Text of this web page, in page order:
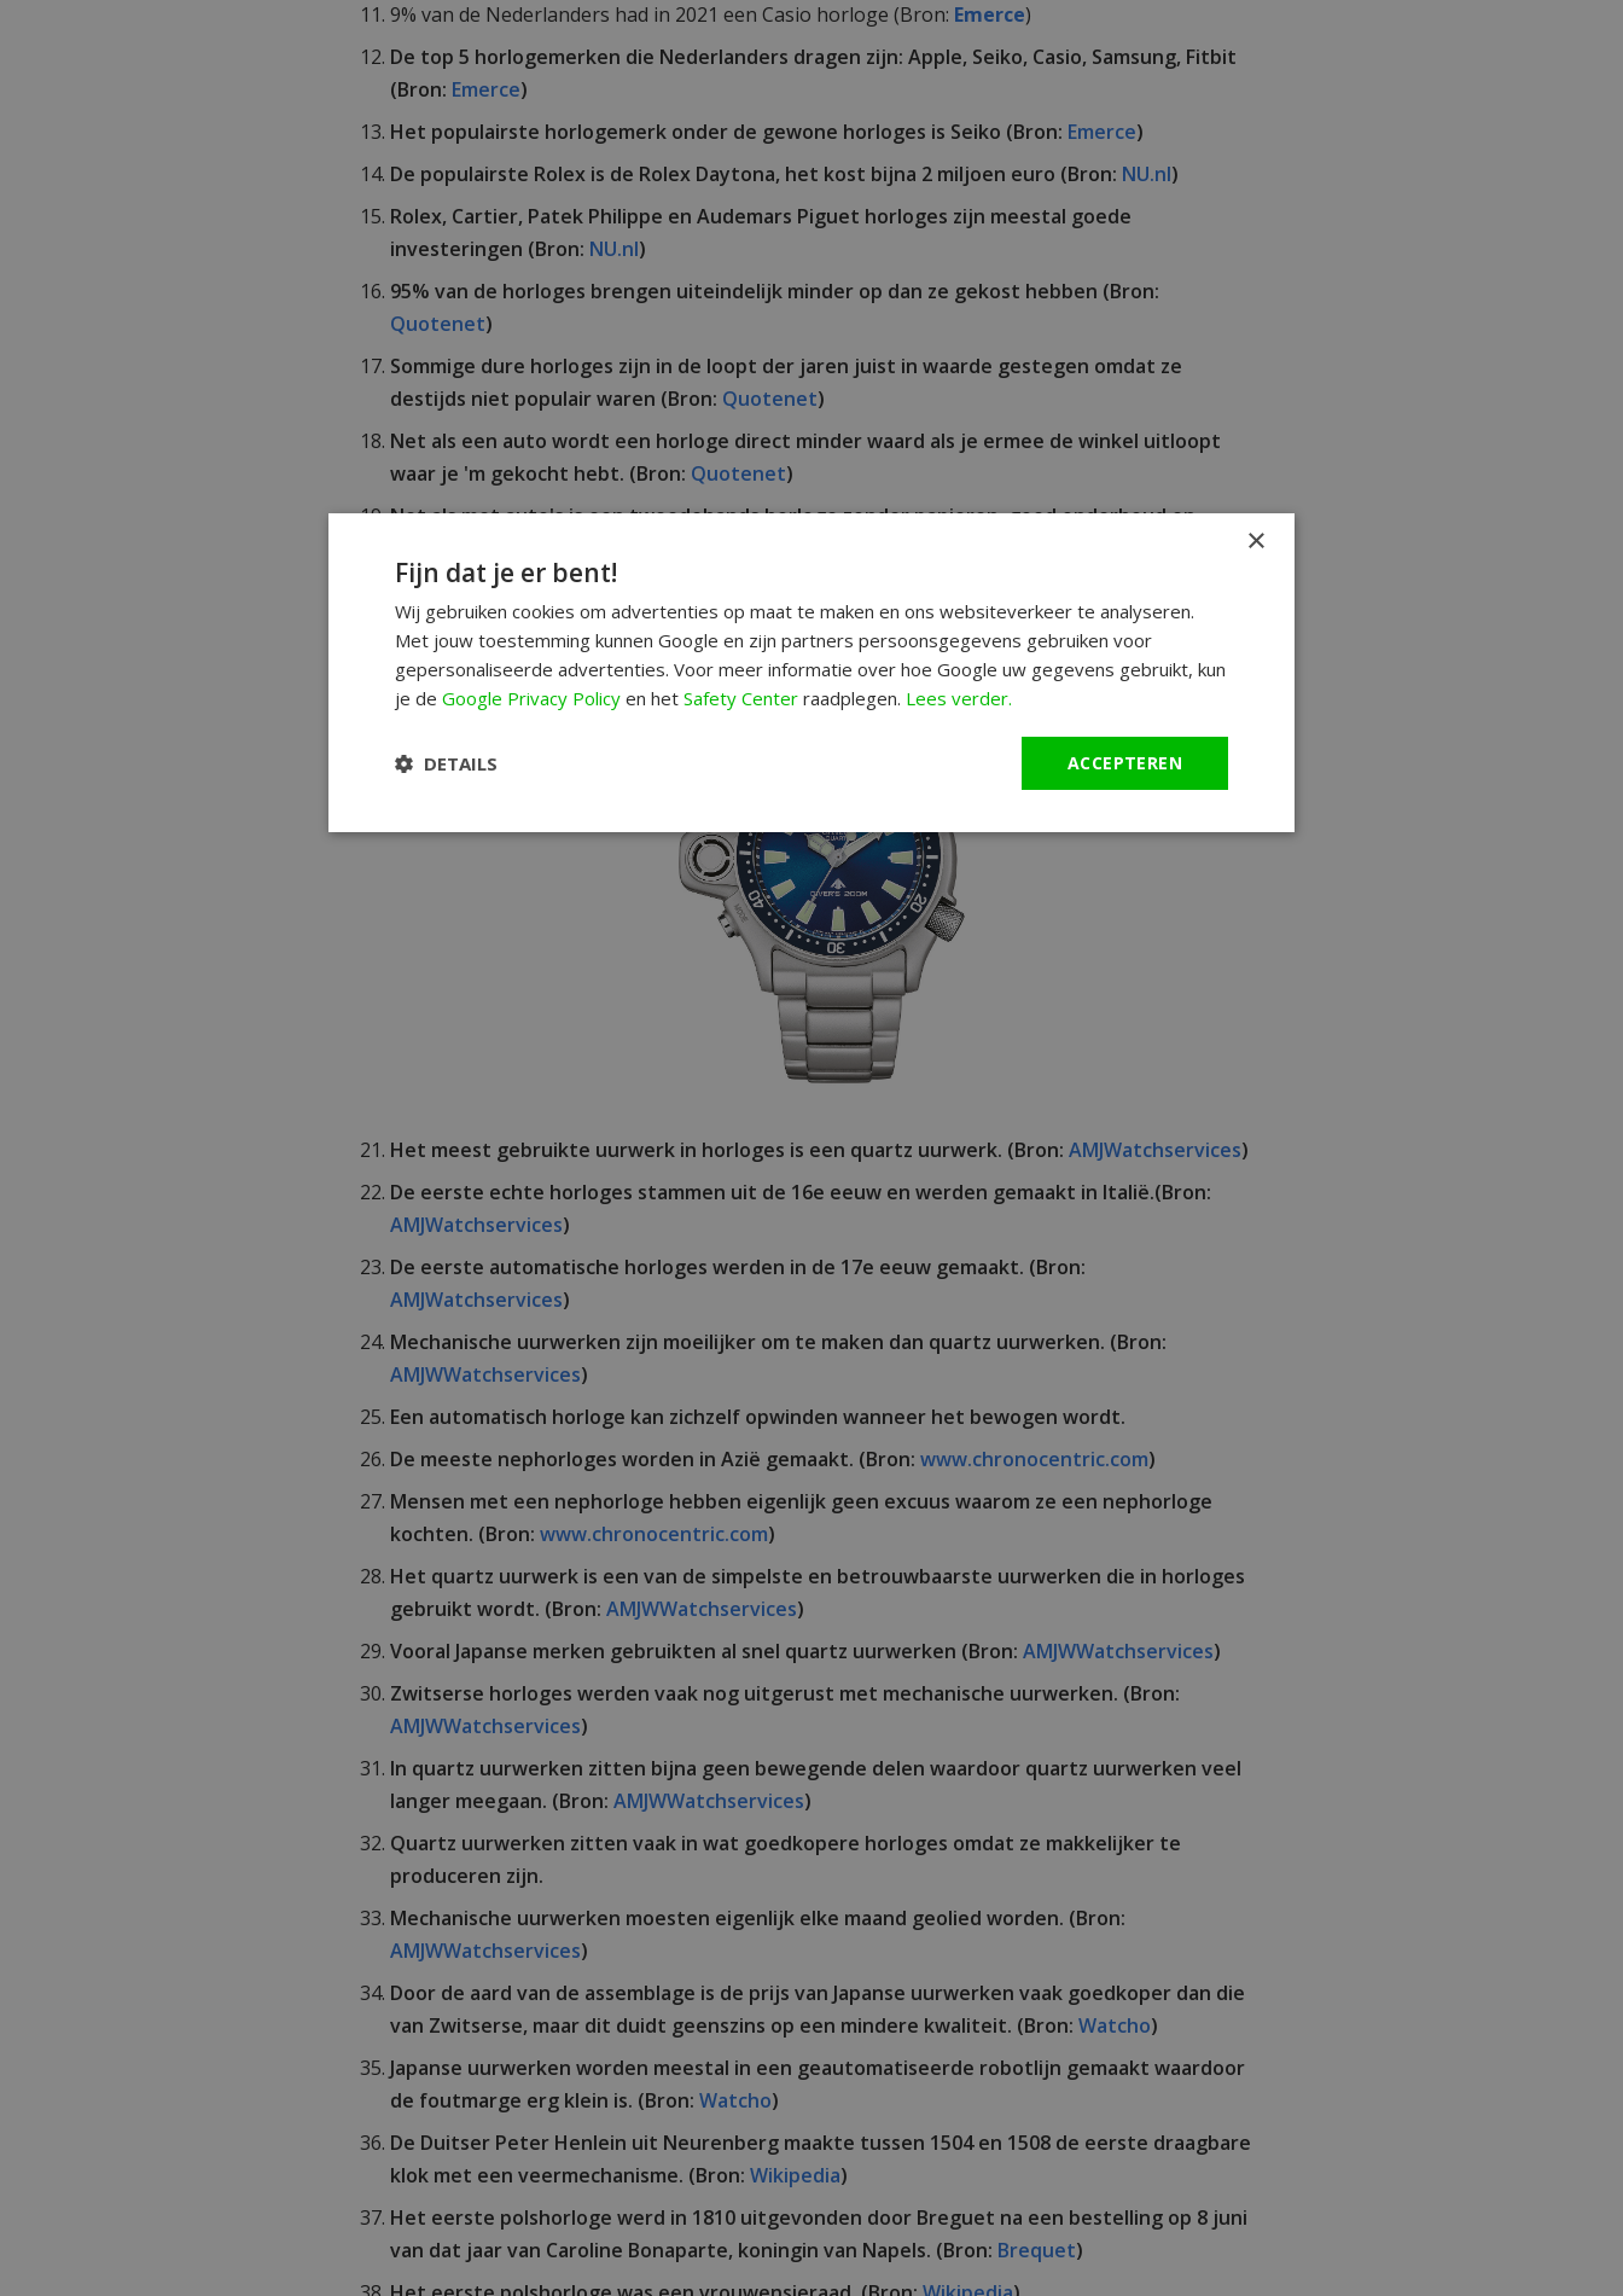
9% van de Nederlanders had in 2021 een Casio horloge (Bron: Emerce)
De top 5 horlogemerken die Nederlanders dragen zijn: Apple, Seiko, Casio, Samsung, Fitbit
(Bron: Emerce)
Het populairste horlogemerk onder de gewone horloges is Seiko (Bron: Emerce)
De populairste Rolex is de Rolex Daytona, het kost bijna 2 miljoen euro (Bron: NU.nl)
Rolex, Cartier, Patek Philippe en Audemars Piguet horloges zijn meestal goede
investeringen (Bron: NU.nl)
95% van de horloges brengen uiteindelijk minder op dan ze gekost hebben (Bron:
Quotenet)
Sommige dure horloges zijn in de loopt der jaren juist in waarde gestegen omdat ze
destijds niet populair waren (Bron: Quotenet)
Net als een auto wordt een horloge direct minder waard als je ermee de winkel uitloopt
waar je 'm gekocht hebt. (Bron: Quotenet)
Net als met auto's is een tweedehands horloge zonder papieren, goed onderhoud en
Schaarste is een van de belangrijkste redenen waarom verzamelaars veel geld uitgeven
aan sommige horloges. (Bron:Quotenet)
Het meest gebruikte uurwerk in horloges is een quartz uurwerk. (Bron: AMJWatchservices)
De eerste echte horloges stammen uit de 16e eeuw en werden gemaakt in Italië.(Bron:
AMJWatchservices)
De eerste automatische horloges werden in de 17e eeuw gemaakt. (Bron:
AMJWatchservices)
Mechanische uurwerken zijn moeilijker om te maken dan quartz uurwerken. (Bron:
AMJWWatchservices)
Een automatisch horloge kan zichzelf opwinden wanneer het bewogen wordt.
De meeste nephorloges worden in Azië gemaakt. (Bron: www.chronocentric.com)
Mensen met een nephorloge hebben eigenlijk geen excuus waarom ze een nephorloge
kochten. (Bron: www.chronocentric.com)
Het quartz uurwerk is een van de simpelste en betrouwbaarste uurwerken die in horloges
gebruikt wordt. (Bron: AMJWWatchservices)
Vooral Japanse merken gebruikten al snel quartz uurwerken (Bron: AMJWWatchservices)
Zwitserse horloges werden vaak nog uitgerust met mechanische uurwerken. (Bron:
AMJWWatchservices)
In quartz uurwerken zitten bijna geen bewegende delen waardoor quartz uurwerken veel
langer meegaan. (Bron: AMJWWatchservices)
Quartz uurwerken zitten vaak in wat goedkopere horloges omdat ze makkelijker te
produceren zijn.
Mechanische uurwerken moesten eigenlijk elke maand geolied worden. (Bron:
AMJWWatchservices)
Door de aard van de assemblage is de prijs van Japanse uurwerken vaak goedkoper dan die
van Zwitserse, maar dit duidt geenszins op een mindere kwaliteit. (Bron: Watcho)
Japanse uurwerken worden meestal in een geautomatiseerde robotlijn gemaakt waardoor
de foutmarge erg klein is. (Bron: Watcho)
De Duitser Peter Henlein uit Neurenberg maakte tussen 1504 en 1508 de eerste draagbare
klok met een veermechanisme. (Bron: Wikipedia)
Het eerste polshorloge werd in 1810 uitgevonden door Breguet na een bestelling op 8 juni
van dat jaar van Caroline Bonaparte, koningin van Napels. (Bron: Brequet)
×
Fijn dat je er bent!
Wij gebruiken cookies om advertenties op maat te maken en ons websiteverkeer te analyseren.
Met jouw toestemming kunnen Google en zijn partners persoonsgegevens gebruiken voor
gepersonaliseerde advertenties. Voor meer informatie over hoe Google uw gegevens gebruikt, kun
je de Google Privacy Policy en het Safety Center raadplegen. Lees verder.
ACCEPTEREN
DETAILS